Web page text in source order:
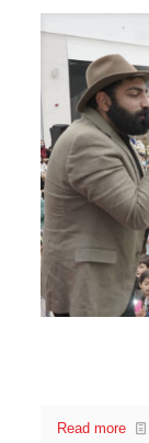
Read more